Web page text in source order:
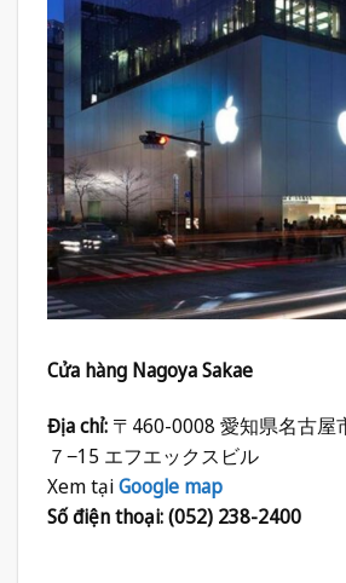
Cửa hàng Nagoya Sakae
Địa chỉ: 〒460-0008 愛知県名古屋
７−15 エフエックスビル
Xem tạiGoogle map
Số điện thoại: (052) 238-2400